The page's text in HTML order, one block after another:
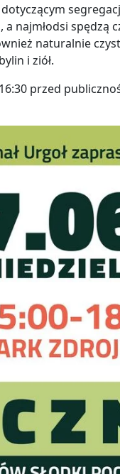
najmłodsi spędzą
naturalnie
i ziół.
przed